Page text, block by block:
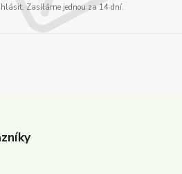
Zasíláme jednou za 14 dní.